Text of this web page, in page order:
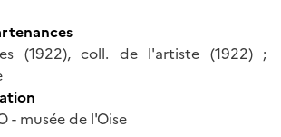
(1922), coll. de l'artiste (1922) ;
- musée de l'Oise